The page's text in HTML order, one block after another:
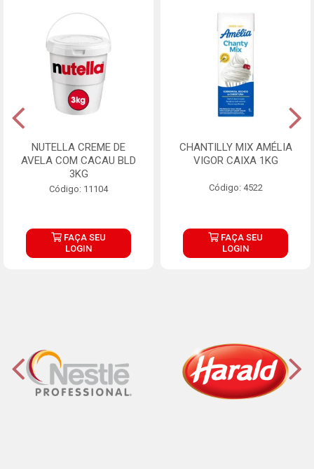
NUTELLA CREME DE
AVELA COM CACAU BLD
3KG
Código: 11104
FAÇA SEU
LOGIN
CHANTILLY MIX AMÉLIA
VIGOR CAIXA 1KG
Código: 4522
FAÇA SEU
LOGIN